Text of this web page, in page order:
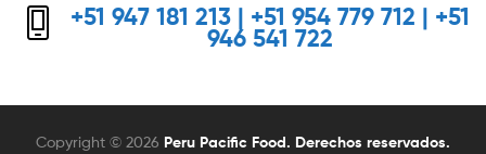
+51 947 181 213 | +51 954 779 712 | +51
946 541 722
Copyright © 2026 Peru Pacific Food. Derechos reservados.